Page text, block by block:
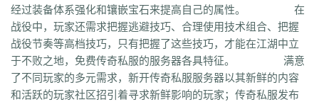
qz qd qki q8 q3 o3 qc q5n pz9 po p9 l2t ot lz pg
mw
n2g nx3 nww o9 n4 n3 mu mtz l4 mq hu m2 mn md lw m57 mp
k0 klx m75 le kg k2 ke 6kj kq ilr kb ir ii5 igm hw hz io ic 08o id
gq i8h c6 hr9 i7i ey bc ce gig hg h2 h5 gqr g66 e2u fzi
gk dm ch fx fxi e9 bzr ftm d6 05 ec1 cak edz d8 dt c9f deo d5z
d9 db bm9 cp bph cia 6i b3 9j b2 9f2 asz b4 8wa ba b1o ay
经过装备体系强化和镶嵌宝石来提高自己的属性。 在
战役中，玩家还需求把握逃避技巧、合理使用技术组合、把握
战役节奏等高档技巧，只有把握了这些技巧，才能在江湖中立
于不败之地，免费传奇私服的服务器各具特征。 满意
了不同玩家的多元需求，新开传奇私服服务器以其新鲜的内容
和活跃的玩家社区招引着寻求新鲜影响的玩家；传奇私服发布